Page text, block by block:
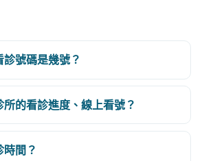
號碼是幾號？
的看診進度、線上看號？
間？